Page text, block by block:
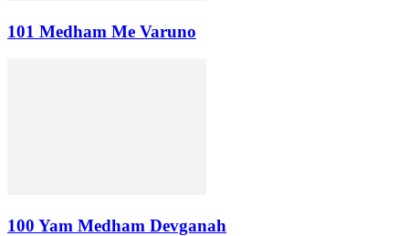
101 Medham Me Varuno
100 Yam Medham Devganah